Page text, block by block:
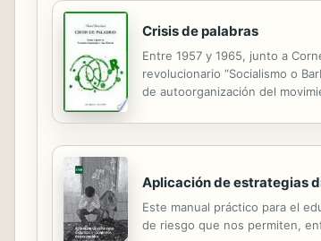
Crisis de palabras
Entre 1957 y 1965, junto a
revolucionario “Socialismo o
de autoorganización del
Aplicación de estrategias
Este manual práctico para el
de riesgo que nos permiten,